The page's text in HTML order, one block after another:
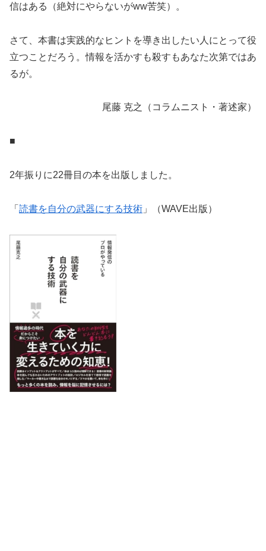
信はある（絶対にやらないがww苦笑）。
さて、本書は実践的なヒントを導き出したい人にとって役
立つことだろう。情報を活かすも殺すもあなた次第ではあ
るが。
尾藤 克之（コラムニスト・著述家）
■
2年振りに22冊目の本を出版しました。
「 読書を自分の武器にする技術 」（WAVE出版）